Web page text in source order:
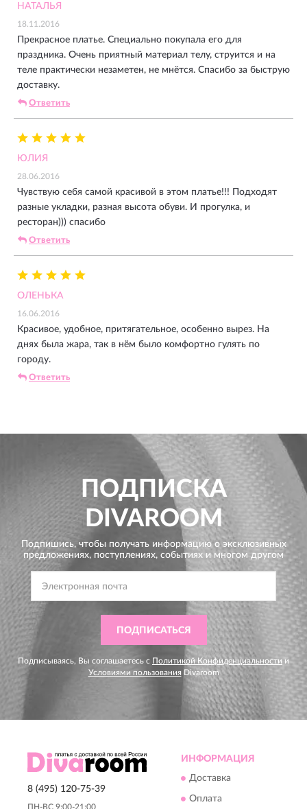
НАТАЛЬЯ
18.11.2016
Прекрасное платье. Специально покупала его для
праздника. Очень приятный материал телу, струится и на
теле практически незаметен, не мнётся. Спасибо за быструю
доставку.
Ответить
ЮЛИЯ
28.06.2016
Чувствую себя самой красивой в этом платье!!! Подходят
разные укладки, разная высота обуви. И прогулка, и
ресторан))) спасибо
Ответить
ОЛЕНЬКА
16.06.2016
Красивое, удобное, притягательное, особенно вырез. На
днях была жара, так в нём было комфортно гулять по
городу.
Ответить
ПОДПИСКА
DIVAROOM
Подпишись, чтобы получать информацию о эксклюзивных
предложениях, поступлениях, событиях и многом другом
ПОДПИСАТЬСЯ
Подписываясь, Вы соглашаетесь с Политикой Конфиденциальности и
Условиями пользования Divaroom
8 (495) 120-75-39
ПН-ВС 9:00-21:00
ИНФОРМАЦИЯ
Доставка
Оплата